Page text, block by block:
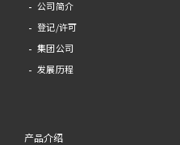
公司简介
登记/许可
集团公司
发展历程
产品介绍